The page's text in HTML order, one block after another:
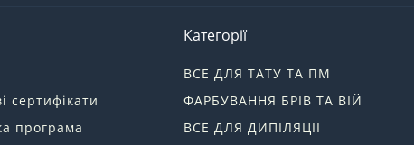
сертифікати
програма
Категорії
ВСЕ ДЛЯ ТАТУ ТА ПМ
ФАРБУВАННЯ БРІВ ТА ВІЙ
ВСЕ ДЛЯ ДИПІЛЯЦІЇ